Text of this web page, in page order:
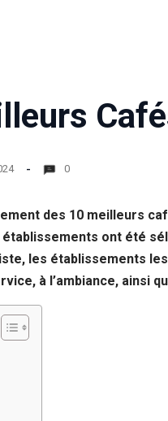
0
des 10 meilleurs
établissements ont été
les établissements
à l’ambiance, ainsi